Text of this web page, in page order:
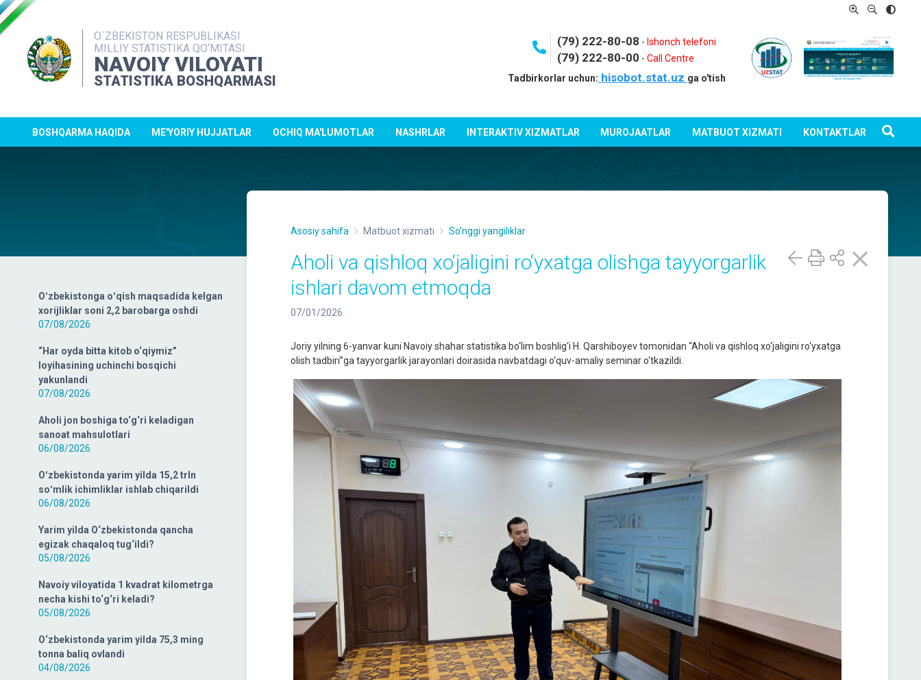
O`ZBEKISTON RESPUBLIKASI
MILLIY STATISTIKA QO‘MITASI
NAVOIY VILOYATI
STATISTIKA BOSHQARMASI
(79) 222-80-08 - Ishonch telefoni
(79) 222-80-00 -Call Centre
Tadbirkorlar uchun: hisobot.stat.uz ga o'tish
BOSHQARMA HAQIDA ME'YORIY HUJJATLAR OCHIQ MA'LUMOTLAR NASHRLAR INTERAKTIV XIZMATLAR MUROJAATLAR MATBUOT XIZMATI KONTAKTLAR
Oʻzbekistonga oʻqish maqsadida kelgan
xorijliklar soni 2,2 barobarga oshdi
07/08/2026
“Har oyda bitta kitob o‘qiymiz”
loyihasining uchinchi bosqichi
yakunlandi
07/08/2026
Aholi jon boshiga to‘g‘ri keladigan
sanoat mahsulotlari
06/08/2026
Oʻzbekistonda yarim yilda 15,2 trln
soʻmlik ichimliklar ishlab chiqarildi
06/08/2026
Yarim yilda O‘zbekistonda qancha
egizak chaqaloq tug‘ildi?
05/08/2026
Navoiy viloyatida 1 kvadrat kilometrga
necha kishi to‘g‘ri keladi?
05/08/2026
O‘zbekistonda yarim yilda 75,3 ming
tonna baliq ovlandi
04/08/2026
Asosiy sahifa Matbuot xizmati So'nggi yangiliklar
Aholi va qishloq xo‘jaligini ro‘yxatga olishga tayyorgarlik
ishlari davom etmoqda
07/01/2026
Joriy yilning 6-yanvar kuni Navoiy shahar statistika bo‘lim boshlig‘i H. Qarshiboyev tomonidan “Aholi va qishloq xo‘jaligini ro‘yxatga
olish tadbiri”ga tayyorgarlik jarayonlari doirasida navbatdagi o‘quv-amaliy seminar o‘tkazildi.